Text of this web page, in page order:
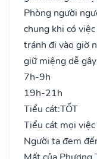
Phòng người
chung khi có
tránh đi vào giờ
giữ miệng dễ
7h-9h
19h-21h
Tiểu cát:TỐT
Tiểu cát mọi
Người ta đem